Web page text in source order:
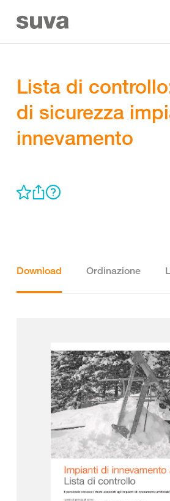
Lista di
di sicurezza
innevamento
Download Ordinazione